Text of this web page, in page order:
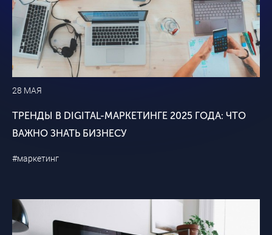
28 МАЯ
ТРЕНДЫ В DIGITAL-МАРКЕТИНГЕ 2025 ГОДА: ЧТО
ВАЖНО ЗНАТЬ БИЗНЕСУ
#маркетинг